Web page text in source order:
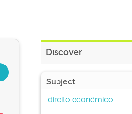
Discover
Subject
direito econômico